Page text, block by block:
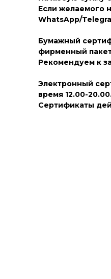
Если желаемого
WhatsApp/
Бумажный
фирменный
Рекомендуем к
Электронный
время 12.00-
Сертификаты